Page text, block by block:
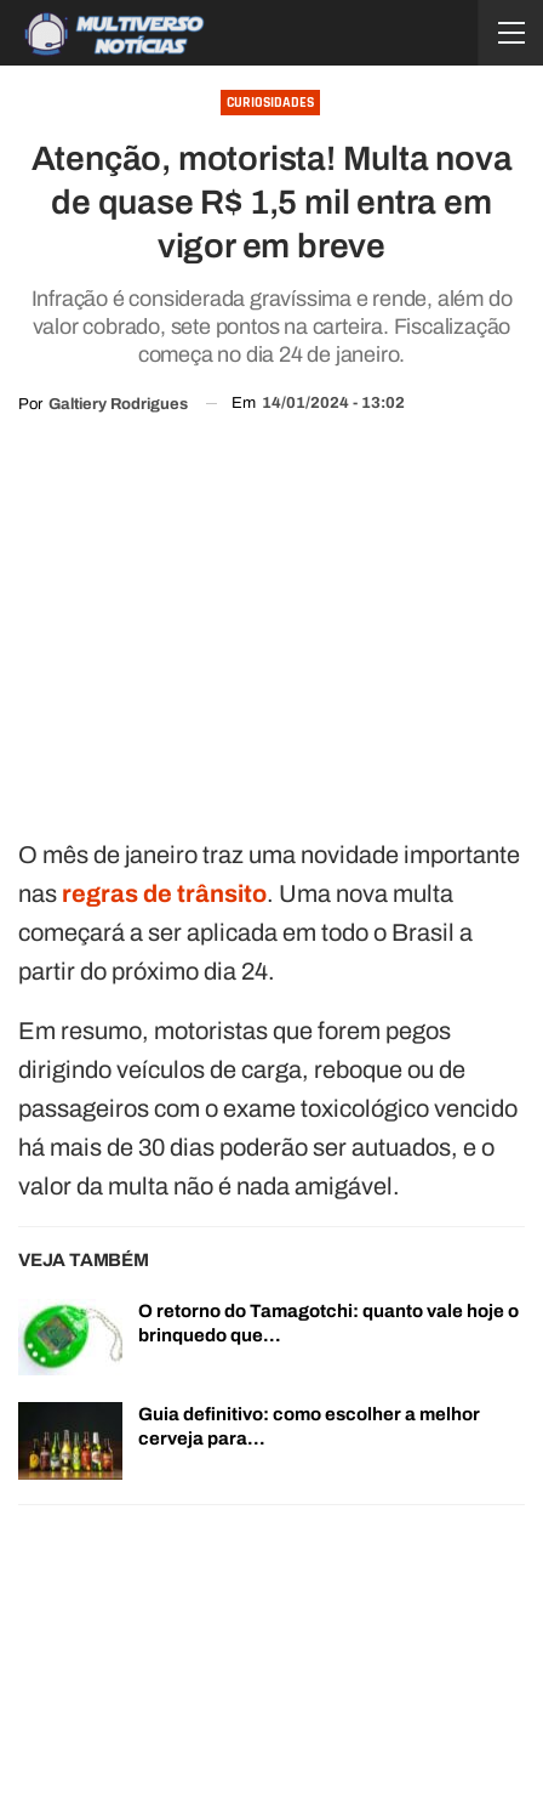
CURIOSIDADES
Atenção, motorista! Multa nova
de quase R$ 1,5 mil entra em
vigor em breve
Infração é considerada gravíssima e rende, além do
valor cobrado, sete pontos na carteira. Fiscalização
começa no dia 24 de janeiro.
Por Galtiery Rodrigues Em 14/01/2024 - 13:02
O mês de janeiro traz uma novidade importante
nas regras de trânsito. Uma nova multa
começará a ser aplicada em todo o Brasil a
partir do próximo dia 24.
Em resumo, motoristas que forem pegos
dirigindo veículos de carga, reboque ou de
passageiros com o exame toxicológico vencido
há mais de 30 dias poderão ser autuados, e o
valor da multa não é nada amigável.
VEJA TAMBÉM
O retorno do Tamagotchi: quanto vale hoje o
brinquedo que…
Guia definitivo: como escolher a melhor
cerveja para…